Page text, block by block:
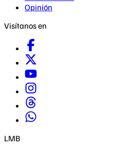
Opinión
Visítanos en
LMB